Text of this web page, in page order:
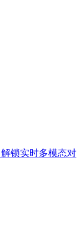
解锁实时多模态对